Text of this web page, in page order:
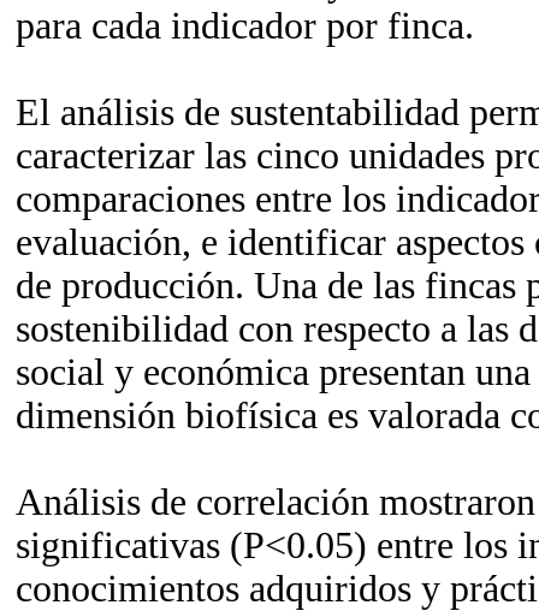
para cada indicador por finca.
El análisis de sustentabilidad
caracterizar las cinco unidades
comparaciones entre los
evaluación, e identificar
de producción. Una de las fincas
sostenibilidad con respecto a las
social y económica presentan
dimensión biofísica es valorada
Análisis de correlación
significativas (P<0.05) entre los
conocimientos adquiridos y